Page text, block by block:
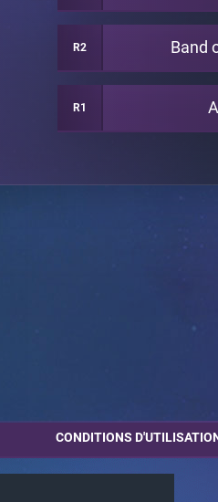
R2 Band
R1
CONDITIONS